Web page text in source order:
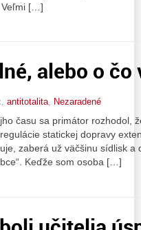
Veľmi […]
alebo o čo
antitotalita, Nezaradené
času sa primátor rozhodol,
statickej dopravy
zaberá už väčšinu sídlisk a
Keďže som osoba […]